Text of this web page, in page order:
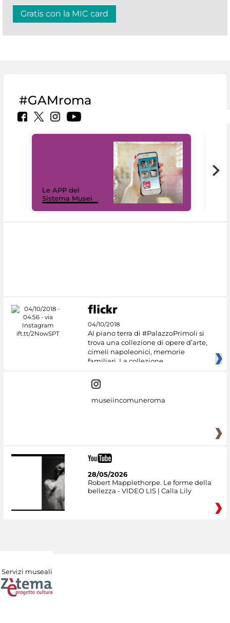
Gratis con la MIC card
#GAMroma
Le APP del
Sistema Musei
04/10/2018
Al piano terra di #PalazzoPrimoli si
trova una collezione di opere d’arte,
cimeli napoleonici, memorie
familiari. La collezione
museiincomuneroma
28/05/2026
Robert Mapplethorpe. Le forme della
bellezza - VIDEO LIS | Calla Lily
Servizi museali